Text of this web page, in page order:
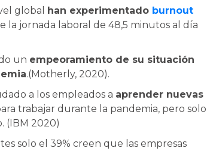
global han experimentado burnout
la jornada laboral de 48,5 minutos al día
un empeoramiento de su situación
.(Motherly, 2020).
a los empleados a aprender nuevas
trabajar durante la pandemia, pero solo
(IBM 2020)
solo el 39% creen que las empresas